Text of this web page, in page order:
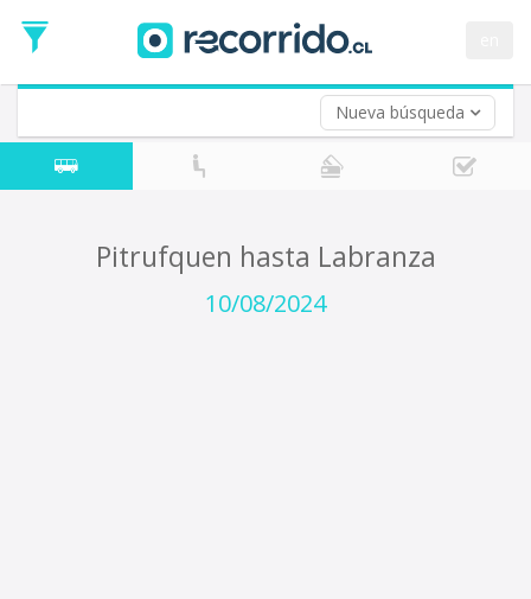
Nueva búsqueda
de
Ida
Vuelta (opcional)
Fecha
de
Pitrufquen hasta Labranza
10/08/2024